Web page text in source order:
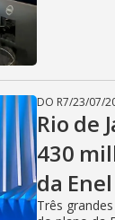
i
d
DO R7/23/07/
Rio de
430
da
Três